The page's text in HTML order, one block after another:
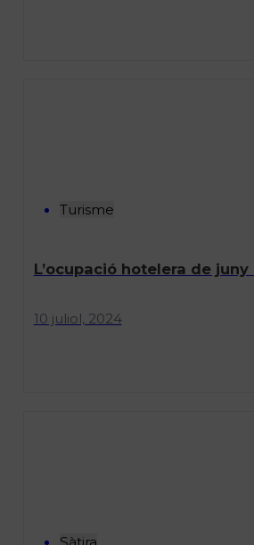
Turisme
L’ocupació hotelera de
10 juliol, 2024